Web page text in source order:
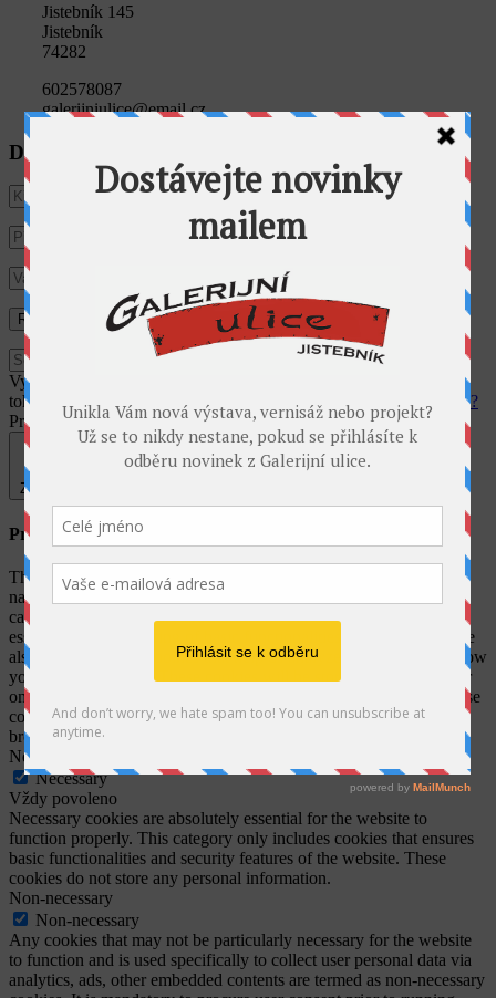
Jistebník 145
Jistebník
74282
602578087
galerijniulice@email.cz
Dostávat novinky e-mailem
Využíváme cookies pro analýzu návštěvnosti webu. Používáním
tohoto webu s tím vyjadřujete souhlas.
Souhlasím
Co jsou cookies?
Privacy & Cookies Policy
Zavřít
Privacy Overview
This website uses cookies to improve your experience while you
navigate through the website. Out of these, the cookies that are
categorized as necessary are stored on your browser as they are
essential for the working of basic functionalities of the website. We
also use third-party cookies that help us analyze and understand how
you use this website. These cookies will be stored in your browser
only with your consent. You also have the option to opt-out of these
cookies. But opting out of some of these cookies may affect your
browsing experience.
Necessary
Necessary
Vždy povoleno
Necessary cookies are absolutely essential for the website to
function properly. This category only includes cookies that ensures
basic functionalities and security features of the website. These
cookies do not store any personal information.
Non-necessary
Non-necessary
Any cookies that may not be particularly necessary for the website
to function and is used specifically to collect user personal data via
analytics, ads, other embedded contents are termed as non-necessary